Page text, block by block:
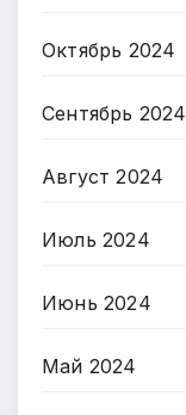
Октябрь 2024
Сентябрь 2024
Август 2024
Июль 2024
Июнь 2024
Май 2024